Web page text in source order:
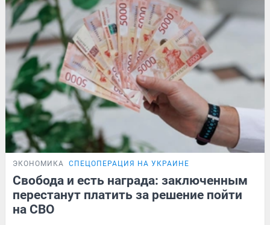
ЭКОНОМИКА СПЕЦОПЕРАЦИЯ НА УКРАИНЕ
Свобода и есть награда: заключенным
перестанут платить за решение пойти
на СВО